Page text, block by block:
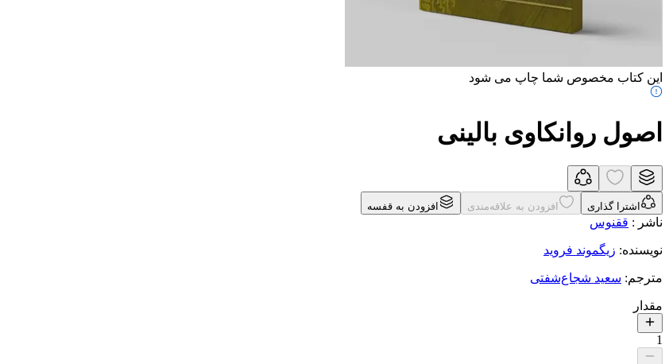
این کتاب مخصوص شما چاپ می شود
اصول روانکاوی بالینی
اشترا گذاری افزودن به علاقه‌مندی افزودن به قفسه
ناشر : ققنوس
نویسنده: زیگموند فروید
مترجم: سعید شجاع‌شفتی
مقدار
1